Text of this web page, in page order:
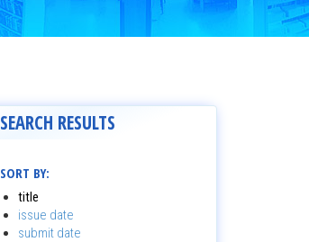
SEARCH RESULTS
SORT BY:
title
issue date
submit date